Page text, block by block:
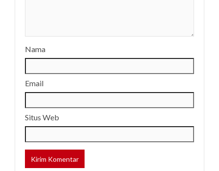
Nama
Email
Situs Web